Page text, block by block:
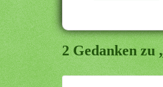
2 Gedanken zu